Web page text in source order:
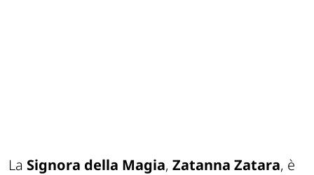
La Signora della Magia, Zatanna Zatara, è